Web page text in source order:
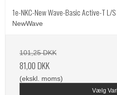
1e-NKC-New Wave-Basic Active-T
NewWave
101,25 DKK
81,00 DKK
(ekskl. moms)
Vælg